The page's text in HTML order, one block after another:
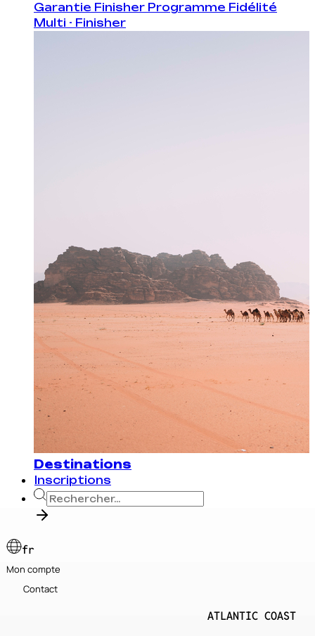
Garantie Finisher Programme Fidélité
Multi - Finisher
Destinations
Inscriptions
fr
Mon compte
Contact